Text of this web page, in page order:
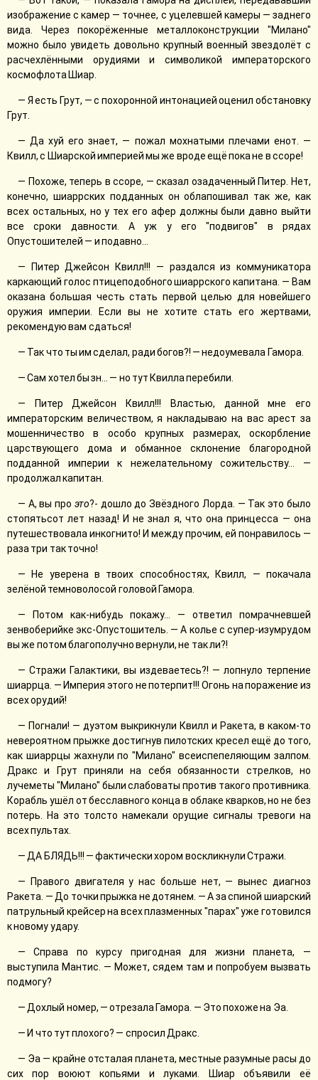
изображение с камер — точнее, с уцелевшей камеры — заднего
вида. Через покорёженные металлоконструкции "Милано"
можно было увидеть довольно крупный военный звездолёт с
расчехлёнными орудиями и символикой императорского
космофлота Шиар.
— Я есть Грут, — с похоронной интонацией оценил обстановку
Грут.
— Да хуй его знает, — пожал мохнатыми плечами енот. —
Квилл, с Шиарской империей мы же вроде ещё пока не в ссоре!
— Похоже, теперь в ссоре, — сказал озадаченный Питер. Нет,
конечно, шиаррских подданных он облапошивал так же, как
всех остальных, но у тех его афер должны были давно выйти
все сроки давности. А уж у его "подвигов" в рядах
Опустошителей — и подавно...
— Питер Джейсон Квилл!!! — раздался из коммуникатора
каркающий голос птицеподобного шиаррского капитана. — Вам
оказана большая честь стать первой целью для новейшего
оружия империи. Если вы не хотите стать его жертвами,
рекомендую вам сдаться!
— Так что ты им сделал, ради богов?! — недоумевала Гамора.
— Сам хотел бы зн... — но тут Квилла перебили.
— Питер Джейсон Квилл!!! Властью, данной мне его
императорским величеством, я накладываю на вас арест за
мошенничество в особо крупных размерах, оскорбление
царствующего дома и обманное склонение благородной
подданной империи к нежелательному сожительству... —
продолжал капитан.
— А, вы про это?- дошло до Звёздного Лорда. — Так это было
стопятьсот лет назад! И не знал я, что она принцесса — она
путешествовала инкогнито! И между прочим, ей понравилось —
раза три так точно!
— Не уверена в твоих способностях, Квилл, — покачала
зелёной темноволосой головой Гамора.
— Потом как-нибудь покажу... — ответил помрачневшей
зенвоберийке экс-Опустошитель. — А колье с супер-изумрудом
вы же потом благополучно вернули, не так ли?!
— Стражи Галактики, вы издеваетесь?! — лопнуло терпение
шиаррца. — Империя этого не потерпит!!! Огонь на поражение из
всех орудий!
— Погнали! — дуэтом выкрикнули Квилл и Ракета, в каком-то
невероятном прыжке достигнув пилотских кресел ещё до того,
как шиаррцы жахнули по "Милано" всеиспепеляющим залпом.
Дракс и Грут приняли на себя обязанности стрелков, но
лучеметы "Милано" были слабоваты против такого противника.
Корабль ушёл от бесславного конца в облаке кварков, но не без
потерь. На это толсто намекали орущие сигналы тревоги на
всех пультах.
— ДА БЛЯДЬ!!! — фактически хором воскликнули Стражи.
— Правого двигателя у нас больше нет, — вынес диагноз
Ракета. — До точки прыжка не дотянем. — А за спиной шиарский
патрульный крейсер на всех плазменных "парах" уже готовился
к новому удару.
— Справа по курсу пригодная для жизни планета, —
выступила Мантис. — Может, сядем там и попробуем вызвать
подмогу?
— Дохлый номер, — отрезала Гамора. — Это похоже на Эа.
— И что тут плохого? — спросил Дракс.
— Эа — крайне отсталая планета, местные разумные расы до
сих пор воюют копьями и луками. Шиар объявили её